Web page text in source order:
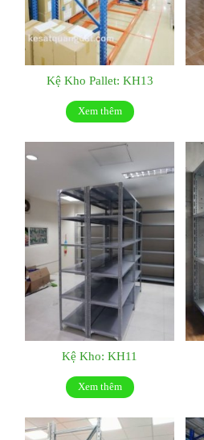
Kệ Kho Pallet: KH13
Xem thêm
Kệ Kho: KH11
Xem thêm